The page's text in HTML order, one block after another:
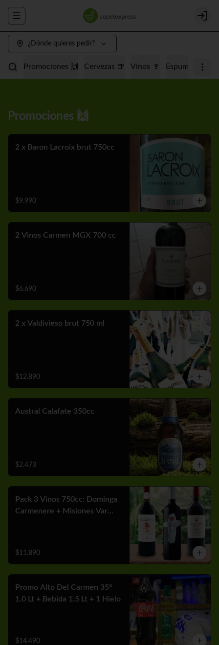
Abrir menu de navegación Login
¿Dónde quieres pedir?
Promociones 🙌 Cervezas 🍺 Vinos 🍷 Espumantes 🥂
Promociones 🙌
2 x Baron Lacroix brut 750cc
$9.990
2 Vinos Carmen MGX 700 cc
$6.690
2 x Valdivieso brut 750 ml
$12.890
Austral Calafate 350cc
$2.473
Pack 3 Vinos 750cc: Dominga
Carmenere + Misiones Var
$11.890
Promo Alto Del Carmen 35°
1.0 Lt + Bebida 1.5 Lt + 1 Hielo
$14.490